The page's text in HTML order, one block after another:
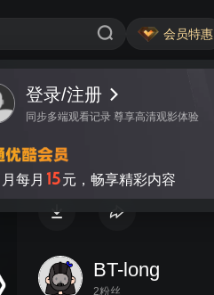
会员特惠
登录/注册
同步多端观看记录 尊享高清观影体验
月每月 15元，畅享精彩内容
视频 讨论
务本T103操作演示
BT-long
2粉丝